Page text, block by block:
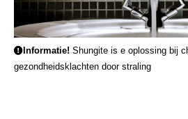
Informatie! Shungite is e oplossing bij
gezondheidsklachten door straling